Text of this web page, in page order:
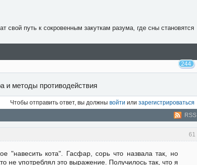
путь к сокровенным закуткам разума, где сны становятся
244
и методы противодействия
Чтобы отправить ответ, вы должны войти или зарегистрироваться
RSS
61
"навесить кота". Гасфар, сорь что назвала так, но
не употреблял это выражение. Получилось так, что я